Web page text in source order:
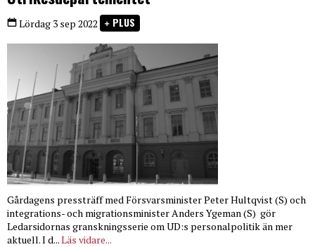
Lördag 3 sep 2022 PLUS
Gårdagens pressträff med Försvarsminister Peter Hultqvist (S) och
integrations- och migrationsminister Anders Ygeman (S) gör
Ledarsidornas granskningsserie om UD:s personalpolitik än mer
aktuell. I d...Läs vidare...